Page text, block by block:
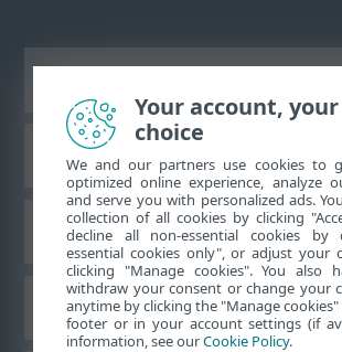
База със знания на
Форум на ESET
Регионална
Your account,
choice
We and our partners use cookies to
optimized online experience, analyze
and serve you with personalized ads.
collection of all cookies by clicking
decline all non-essential cookies by
essential cookies only", or adjust your
clicking "Manage cookies". You also
withdraw your consent or change your
anytime by clicking the "Manage
footer or in your account settings (if
information, see ourCookie Policy.